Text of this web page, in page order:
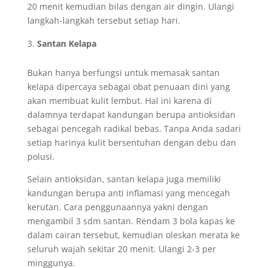
20 menit kemudian bilas dengan air dingin. Ulangi
langkah-langkah tersebut setiap hari.
Santan Kelapa
Bukan hanya berfungsi untuk memasak santan
kelapa dipercaya sebagai obat penuaan dini yang
akan membuat kulit lembut. Hal ini karena di
dalamnya terdapat kandungan berupa antioksidan
sebagai pencegah radikal bebas. Tanpa Anda sadari
setiap harinya kulit bersentuhan dengan debu dan
polusi.
Selain antioksidan, santan kelapa juga memiliki
kandungan berupa anti inflamasi yang mencegah
kerutan. Cara penggunaannya yakni dengan
mengambil 3 sdm santan. Rendam 3 bola kapas ke
dalam cairan tersebut, kemudian oleskan merata ke
seluruh wajah sekitar 20 menit. Ulangi 2-3 per
minggunya.